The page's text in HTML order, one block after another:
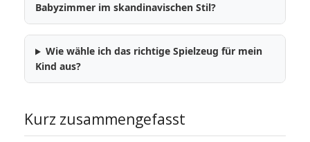
Babyzimmer im skandinavischen Stil?
Wie wähle ich das richtige Spielzeug für mein
Kind aus?
Kurz zusammengefasst